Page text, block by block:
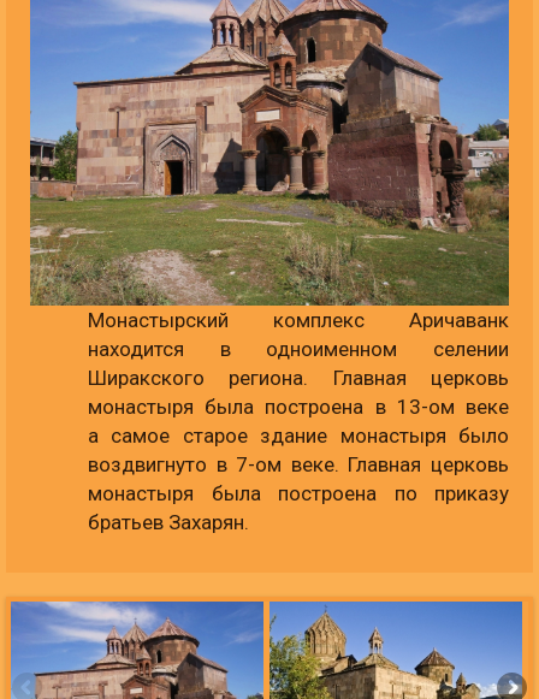
Монастырский комплекс Аричаванк
находится в одноименном селении
Ширакского региона. Главная церковь
монастыря была построена в 13-ом веке
а самое старое здание монастыря было
воздвигнуто в 7-ом веке. Главная церковь
монастыря была построена по приказу
братьев Захарян.